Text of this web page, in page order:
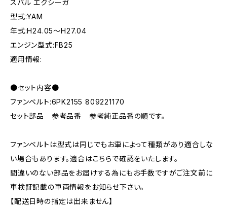
スバル エクシーガ
型式:YAM
年式:H24.05～H27.04
エンジン型式:FB25
適用情報:
●セット内容●
ファンベルト:6PK2155 809221170
セット部品 参考品番 参考純正品番の順です。
ファンベルトは型式は同じでもお車によって種類があり適合しな
い場合もあります。適合はこちらで確認をいたします。
間違いのない部品をお届けする為にもお手数ですがご注文前に
車検証記載の車両情報をお知らせ下さい。
【配送日時の指定は出来ません】